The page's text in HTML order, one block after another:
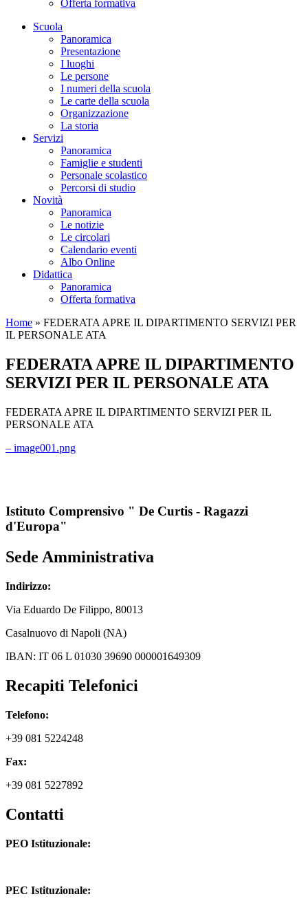
Offerta formativa
Scuola
Panoramica
Presentazione
I luoghi
Le persone
I numeri della scuola
Le carte della scuola
Organizzazione
La storia
Servizi
Panoramica
Famiglie e studenti
Personale scolastico
Percorsi di studio
Novità
Panoramica
Le notizie
Le circolari
Calendario eventi
Albo Online
Didattica
Panoramica
Offerta formativa
Home » FEDERATA APRE IL DIPARTIMENTO SERVIZI PER
IL PERSONALE ATA
FEDERATA APRE IL DIPARTIMENTO
SERVIZI PER IL PERSONALE ATA
FEDERATA APRE IL DIPARTIMENTO SERVIZI PER IL
PERSONALE ATA
– image001.png
Istituto Comprensivo " De Curtis - Ragazzi
d'Europa"
Sede Amministrativa
Indirizzo:
Via Eduardo De Filippo, 80013
Casalnuovo di Napoli (NA)
IBAN: IT 06 L 01030 39690 000001649309
Recapiti Telefonici
Telefono:
+39 081 5224248
Fax:
+39 081 5227892
Contatti
PEO Istituzionale:
PEC Istituzionale: